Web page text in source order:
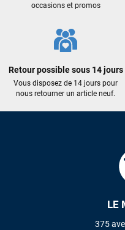
occasions et promos
Retour possible sous 14 jours
Vous disposez de 14 jours pour
nous retourner un article neuf.
LE
375